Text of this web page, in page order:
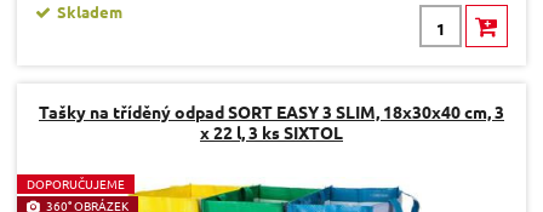
Skladem
Tašky na tříděný odpad SORT EASY 3 SLIM, 18x30x40 cm, 3
x 22 l, 3 ks SIXTOL
DOPORUČUJEME
360° OBRÁZEK